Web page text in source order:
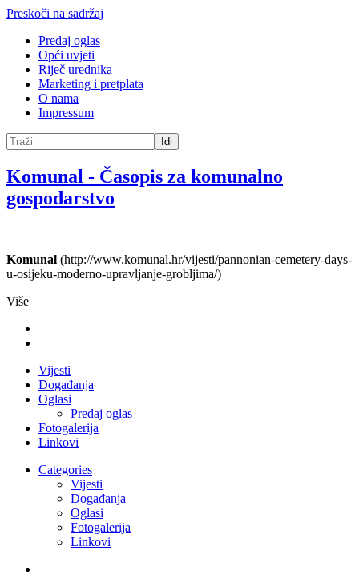
Preskoči na sadržaj
Predaj oglas
Opći uvjeti
Riječ urednika
Marketing i pretplata
O nama
Impressum
Idi
Komunal - Časopis za komunalno
gospodarstvo
Komunal (http://www.komunal.hr/vijesti/pannonian-cemetery-days-
u-osijeku-moderno-upravljanje-grobljima/)
Više
Vijesti
Događanja
Oglasi
Predaj oglas
Fotogalerija
Linkovi
Categories
Vijesti
Događanja
Oglasi
Fotogalerija
Linkovi